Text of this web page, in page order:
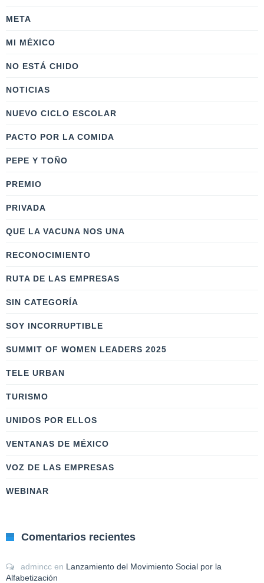
META
MI MÉXICO
NO ESTÁ CHIDO
NOTICIAS
NUEVO CICLO ESCOLAR
PACTO POR LA COMIDA
PEPE Y TOÑO
PREMIO
PRIVADA
QUE LA VACUNA NOS UNA
RECONOCIMIENTO
RUTA DE LAS EMPRESAS
SIN CATEGORÍA
SOY INCORRUPTIBLE
SUMMIT OF WOMEN LEADERS 2025
TELE URBAN
TURISMO
UNIDOS POR ELLOS
VENTANAS DE MÉXICO
VOZ DE LAS EMPRESAS
WEBINAR
Comentarios recientes
admincc en Lanzamiento del Movimiento Social por la
Alfabetización